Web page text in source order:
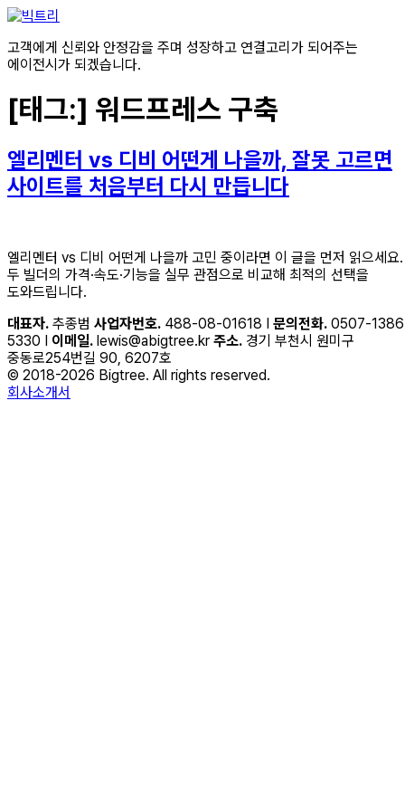
콘텐츠로
고객에게 신뢰와 안정감을 주며 성장하고 연결고리가 되어주는
에이전시가 되겠습니다.
[태그:] 워드프레스 구축
엘리멘터 vs 디비 어떤게 나을까, 잘못 고르면
사이트를 처음부터 다시 만듭니다
엘리멘터 vs 디비 어떤게 나을까 고민 중이라면 이 글을 먼저 읽으세요.
두 빌더의 가격·속도·기능을 실무 관점으로 비교해 최적의 선택을
도와드립니다.
대표자. 추종범 사업자번호. 488-08-01618 I 문의전화. 0507-
5330 I 이메일. lewis@abigtree.kr 주소. 경기 부천시 원미구
중동로254번길 90, 6207호
© 2018-2026 Bigtree. All rights reserved.
회사소개서